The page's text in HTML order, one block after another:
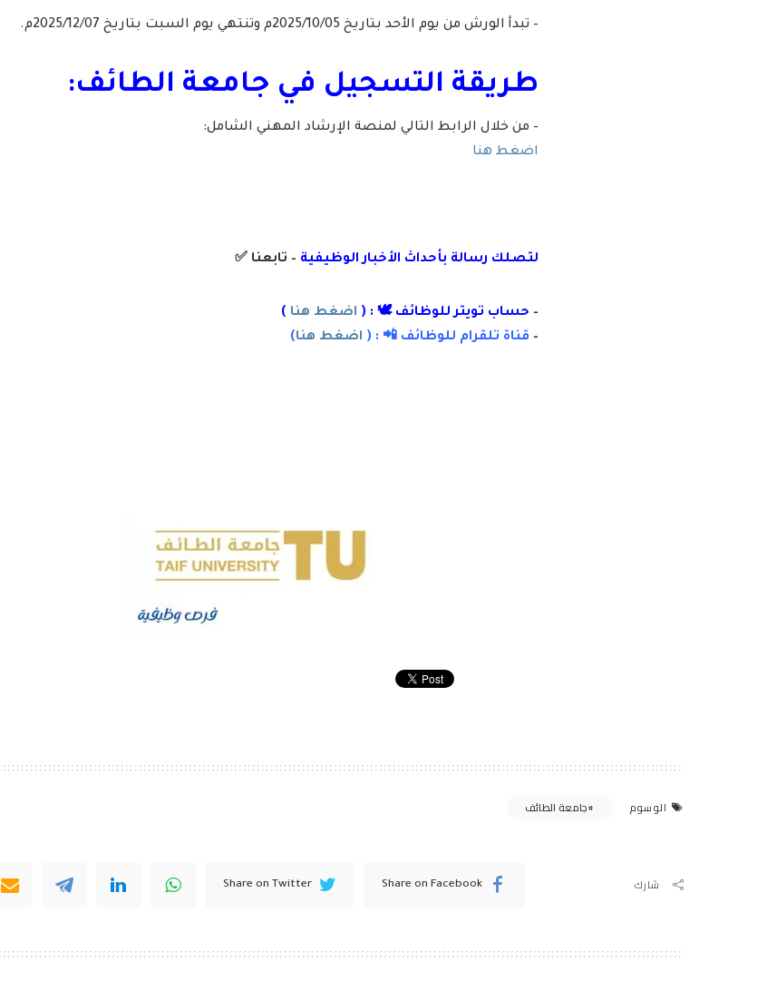
– تبدأ الورش من يوم الأحد بتاريخ 2025/10/05م وتنتهي يوم السبت بتاريخ 2025/12/07م.
طريقة التسجيل في جامعة الطائف:
– من خلال الرابط التالي لمنصة الإرشاد المهني الشامل:
اضغط هنا
لتصلك رسالة بأحداث الأخبار الوظيفية – تابعنا ✅
– حساب تويتر للوظائف 🕊 : ( اضغط هنا )
– قناة تلقرام للوظائف 📲 : ( اضغط هنا)
الوسوم جامعة الطائف
شارك Share on Facebook
Share on Twitter